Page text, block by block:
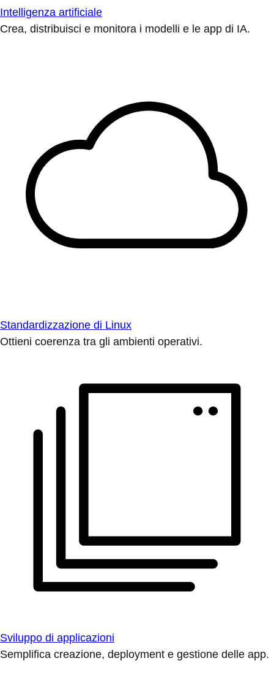
Intelligenza artificiale
Crea, distribuisci e monitora i modelli e le app di IA.
Standardizzazione di Linux
Ottieni coerenza tra gli ambienti operativi.
Sviluppo di applicazioni
Semplifica creazione, deployment e gestione delle app.